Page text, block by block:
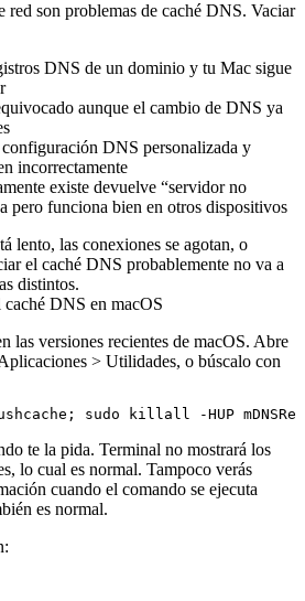
red son problemas de caché DNS. Vaciar
DNS de un dominio y tu Mac sigue
aunque el cambio de DNS ya
DNS personalizada y
incorrectamente
existe devuelve “servidor no
pero funciona bien en otros dispositivos
lento, las conexiones se agotan, o
el caché DNS probablemente no va a
distintos.
DNS en macOS
las versiones recientes de macOS. Abre
> Utilidades, o búscalo con
te la pida. Terminal no mostrará los
lo cual es normal. Tampoco verás
cuando el comando se ejecuta
es normal.